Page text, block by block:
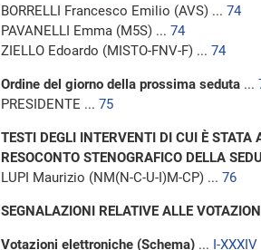
BORRELLI Francesco Emilio (AVS) ... 74
PAVANELLI Emma (M5S) ... 74
ZIELLO Edoardo (MISTO-FNV-F) ... 74
Ordine del giorno della prossima seduta ...
PRESIDENTE ... 75
TESTI DEGLI INTERVENTI DI CUI È
RESOCONTO STENOGRAFICO DELLA
LUPI Maurizio (NM(N-C-U-I)M-CP) ... 76
SEGNALAZIONI RELATIVE ALLE
Votazioni elettroniche (Schema) ... I-XXXIV